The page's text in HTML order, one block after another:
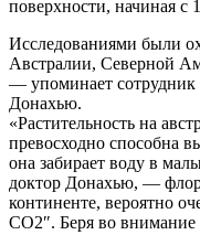
поверхности, начиная с
Исследованиями были
Австралии, Северной
— упоминает
Донахью.
«Растительность на
превосходно способна
она забирает воду в
доктор Донахью, —
континенте, вероятно
CO2″. Беря во внимание